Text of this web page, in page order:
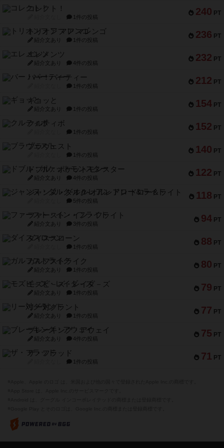
240 PT
コレクト！
1件の投稿
236 PT
トリオンフ ア マレンゴ
紹介文あり 1件の投稿
232 PT
エレメンツ
紹介文あり 4件の投稿
212 PT
バー！パーティー
1件の投稿
154 PT
ギョッと
紹介文あり 1件の投稿
152 PT
クルティボ
1件の投稿
140 PT
ブラヴェスト
1件の投稿
122 PT
ドブル：ポケットモンスター
紹介文あり 4件の投稿
118 PT
ジャンヌ・ダルク-オルレアン ドロー＆ライト
5件の投稿
94 PT
ファースト・イン・フライト
紹介文あり 3件の投稿
88 PT
ダイススローン
1件の投稿
80 PT
ガルフストライク
紹介文あり 1件の投稿
79 PT
モズビ－ズ・レイダ－ズ
紹介文あり 1件の投稿
77 PT
リー対グラント
紹介文あり 1件の投稿
75 PT
ブレーキング・アウェイ
紹介文あり 4件の投稿
71 PT
ザ・フラッド
1件の投稿